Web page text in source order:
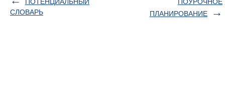
СЛОВАРЬ
ПЛАНИРОВАНИЕ